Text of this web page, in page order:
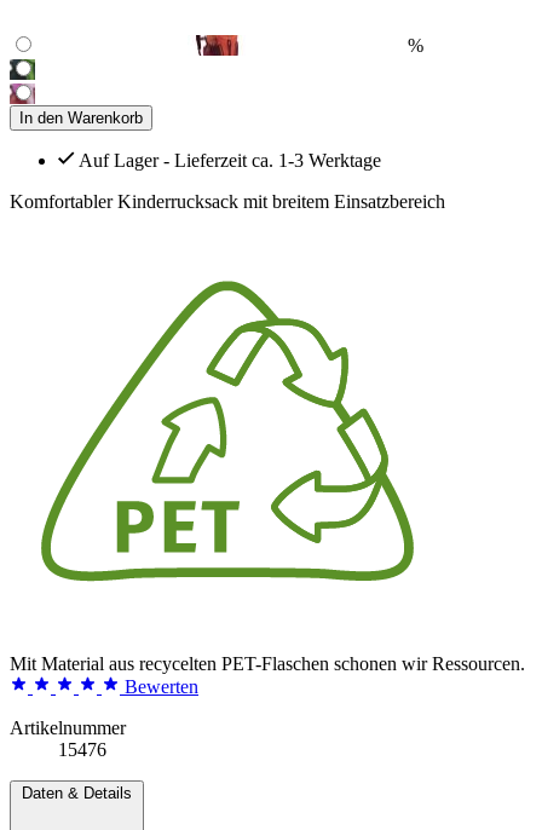
%
In den Warenkorb
Auf Lager - Lieferzeit ca. 1-3 Werktage
Komfortabler Kinderrucksack mit breitem Einsatzbereich
Mit Material aus recycelten PET-Flaschen schonen wir Ressourcen.
Bewerten
Artikelnummer
15476
Daten & Details